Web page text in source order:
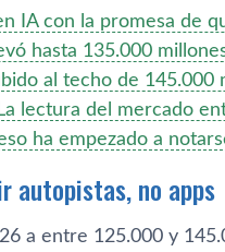
IA con la promesa de
hasta 135.000
al techo de 145.000
lectura del mercado
ha empezado a
autopistas, no apps
a entre 125.000 y